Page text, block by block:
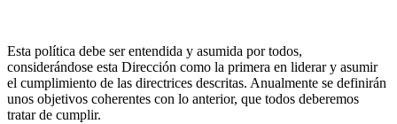
Esta política debe ser entendida y asumida por todos,
considerándose esta Dirección como la primera en liderar y asumir
el cumplimiento de las directrices descritas. Anualmente se definirán
unos objetivos coherentes con lo anterior, que todos deberemos
tratar de cumplir.